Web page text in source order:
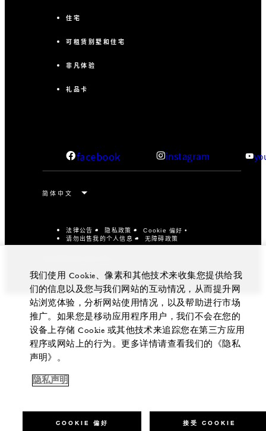
住宅
可租赁别墅和住宅
非凡体验
礼品卡
facebook instagram
法律公告 隐私政策 Cookie 偏好
请勿出售我的个人信息 无障碍政策
我们使用 Cookie、像素和其他技术来收集您提供给我
们的信息以及您与我们网站的互动情况，从而提升网
站浏览体验，分析网站使用情况，以及帮助进行市场
推广。如果您是移动应用程序用户，我们不会在您的
设备上存储 Cookie 或其他技术来追踪您在第三方应用
程序或网站上的行为。更多详情请查看我们的《隐私
声明》。
隐私声明
COOKIE 偏好 接受 COOKIE